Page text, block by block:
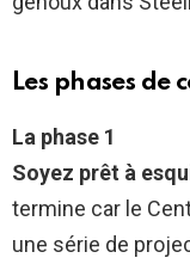
Les phases de
La phase 1
Soyez prêt à
termine car le
une série de